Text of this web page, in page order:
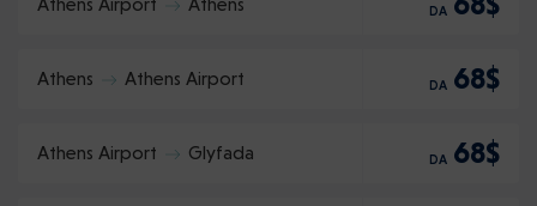
DA
Athens Athens Airport DA 68$
Athens Airport Glyfada DA 68$